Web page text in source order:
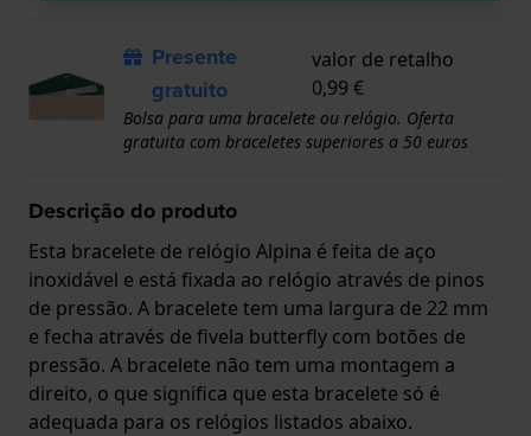
Presente
gratuito
valor de retalho
0,99 €
Bolsa para uma bracelete ou relógio. Oferta
gratuita com braceletes superiores a 50 euros
Descrição do produto
Esta bracelete de relógio Alpina é feita de aço
inoxidável e está fixada ao relógio através de pinos
de pressão. A bracelete tem uma largura de 22 mm
e fecha através de fivela butterfly com botões de
pressão. A bracelete não tem uma montagem a
direito, o que significa que esta bracelete só é
adequada para os relógios listados abaixo.